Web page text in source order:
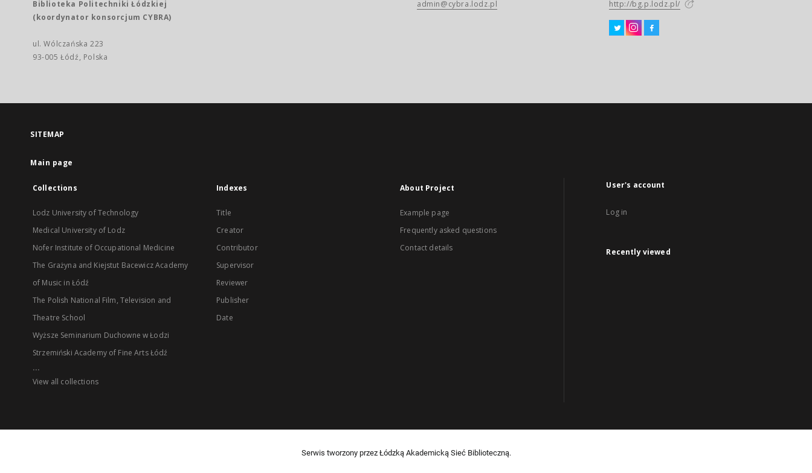
Biblioteka Politechniki Łódzkiej
(koordynator konsorcjum CYBRA)
ul. Wólczańska 223
93-005 Łódź, Polska
admin@cybra.lodz.pl http://bg.p.lodz.pl/
SITEMAP
Main page
Collections
Lodz University of Technology
Medical University of Lodz
Nofer Institute of Occupational Medicine
The Grażyna and Kiejstut Bacewicz Academy
of Music in Łódź
The Polish National Film, Television and
Theatre School
Wyższe Seminarium Duchowne w Łodzi
Strzemiński Academy of Fine Arts Łódź
...
View all collections
Indexes
Title
Creator
Contributor
Supervisor
Reviewer
Publisher
Date
About Project
Example page
Frequently asked questions
Contact details
User's account
Log in
Recently viewed
Serwis tworzony przez Łódzką Akademicką Sieć Biblioteczną.